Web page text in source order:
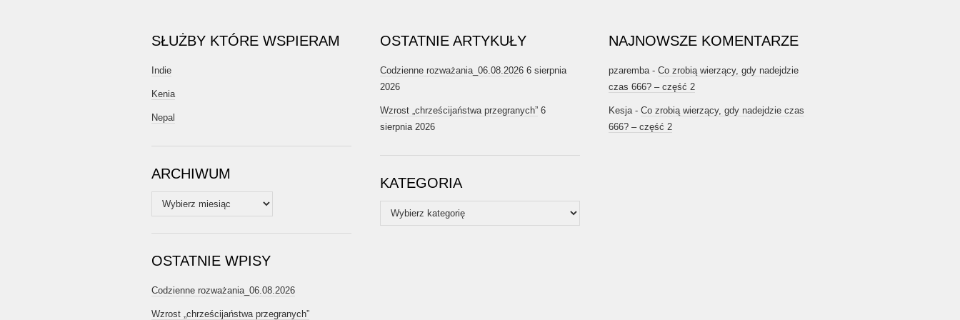
SŁUŻBY KTÓRE WSPIERAM
Indie
Kenia
Nepal
ARCHIWUM
Archiwum
OSTATNIE WPISY
Codzienne rozważania_06.08.2026
Wzrost „chrześcijaństwa przegranych”
OSTATNIE ARTYKUŁY
Codzienne rozważania_06.08.2026 6 sierpnia
2026
Wzrost „chrześcijaństwa przegranych” 6
sierpnia 2026
KATEGORIA
Kategoria
NAJNOWSZE KOMENTARZE
pzaremba- Co zrobią wierzący, gdy nadejdzie
czas 666? – część 2
Kesja- Co zrobią wierzący, gdy nadejdzie czas
666? – część 2